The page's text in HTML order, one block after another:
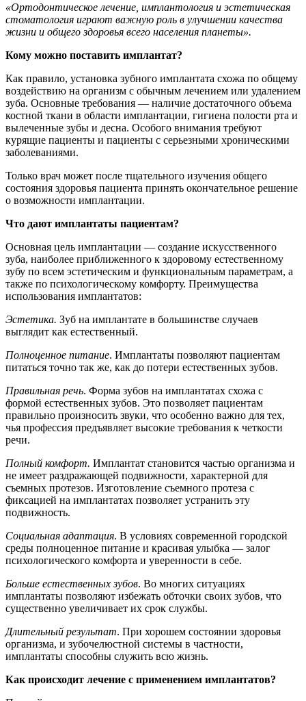
«Ортодонтическое лечение, имплантология и эстетическая
стоматология играют важную роль в улучшении качества
жизни и общего здоровья всего населения планеты».
Кому можно поставить имплантат?
Как правило, установка зубного имплантата схожа по общему
воздействию на организм с обычным лечением или удалением
зуба. Основные требования — наличие достаточного объема
костной ткани в области имплантации, гигиена полости рта и
вылеченные зубы и десна. Особого внимания требуют
курящие пациенты и пациенты с серьезными хроническими
заболеваниями.
Только врач может после тщательного изучения общего
состояния здоровья пациента принять окончательное решение
о возможности имплантации.
Что дают имплантаты пациентам?
Основная цель имплантации — создание искусственного
зуба, наиболее приближенного к здоровому естественному
зубу по всем эстетическим и функциональным параметрам, а
также по психологическому комфорту. Преимущества
использования имплантатов:
Эстетика. Зуб на имплантате в большинстве случаев
выглядит как естественный.
Полноценное питание. Имплантаты позволяют пациентам
питаться точно так же, как до потери естественных зубов.
Правильная речь. Форма зубов на имплантатах схожа с
формой естественных зубов. Это позволяет пациентам
правильно произносить звуки, что особенно важно для тех,
чья профессия предъявляет высокие требования к четкости
речи.
Полный комфорт. Имплантат становится частью организма и
не имеет раздражающей подвижности, характерной для
съемных протезов. Изготовление съемного протеза с
фиксацией на имплантатах позволяет устранить эту
подвижность.
Социальная адаптация. В условиях современной городской
среды полноценное питание и красивая улыбка — залог
психологического комфорта и уверенности в себе.
Больше естественных зубов. Во многих ситуациях
имплантаты позволяют избежать обточки своих зубов, что
существенно увеличивает их срок службы.
Длительный результат. При хорошем состоянии здоровья
организма, и зубочелюстной системы в частности,
имплантаты способны служить всю жизнь.
Как происходит лечение с применением имплантатов?